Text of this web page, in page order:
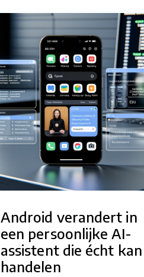
Android verandert in
een persoonlijke AI-
assistent die écht kan
handelen